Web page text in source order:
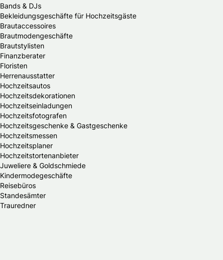
Bands & DJs
Bekleidungsgeschäfte für Hochzeitsgäste
Brautaccessoires
Brautmodengeschäfte
Brautstylisten
Finanzberater
Floristen
Herrenausstatter
Hochzeitsautos
Hochzeitsdekorationen
Hochzeitseinladungen
Hochzeitsfotografen
Hochzeitsgeschenke & Gastgeschenke
Hochzeitsmessen
Hochzeitsplaner
Hochzeitstortenanbieter
Juweliere & Goldschmiede
Kindermodegeschäfte
Reisebüros
Standesämter
Trauredner